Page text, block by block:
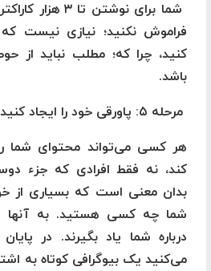
شما برای نوشتن
فراموش نکنید؛ نیازی نیست
کنید، چرا که؛ مطلب نباید از
باشد.
مرحله ۵: پاورقی خود را ایجاد کنید
کند، نه فقط افرادی که جزء
بدان معنی است که بسیاری از
شما چه کسی هستید. به آنها
درباره شما یاد بگیرند. در
می‌کنید یک بیوگرافی کوتاه به